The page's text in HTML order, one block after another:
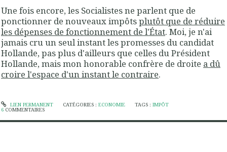
Une fois encore, les Socialistes ne parlent que de
ponctionner de nouveaux impôtsplutôt que de réduire
les dépenses de fonctionnement de l'État. Moi, je n'ai
jamais cru un seul instant les promesses du candidat
Hollande, pas plus d'ailleurs que celles du Président
Hollande, mais mon honorable confrère de droite a dû
croire l'espace d'un instant le contraire.
LIEN PERMANENT CATÉGORIES : ECONOMIE TAGS :IMPÔT
6 COMMENTAIRES